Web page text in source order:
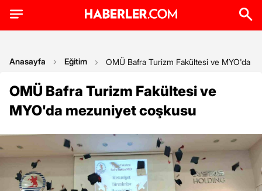
Anasayfa Eğitim OMÜ Bafra Turizm Fakültesi ve MYO'da
OMÜ Bafra Turizm Fakültesi ve
MYO'da mezuniyet coşkusu